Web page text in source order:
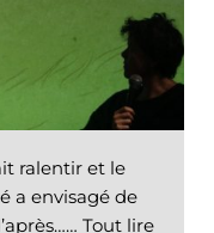
ralentir et le
a envisagé de
Tout lire